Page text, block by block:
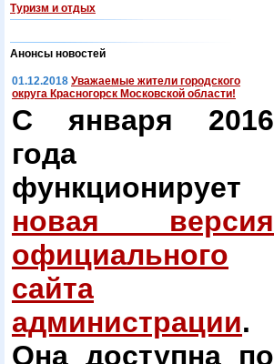
Туризм и отдых
Анонсы новостей
01.12.2018 Уважаемые жители городского
округа Красногорск Московской области!
С января 2016
года
функционирует
новая версия
официального
сайта
администрации.
Она доступна по